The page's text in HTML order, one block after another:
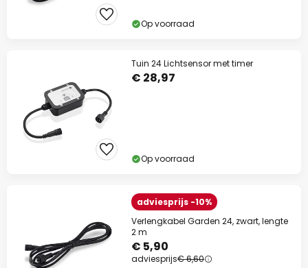
Op voorraad
Tuin 24 Lichtsensor met timer
€ 28,97
Op voorraad
adviesprijs -10%
Verlengkabel Garden 24, zwart, lengte
2 m
€ 5,90
adviesprijs€ 6,60